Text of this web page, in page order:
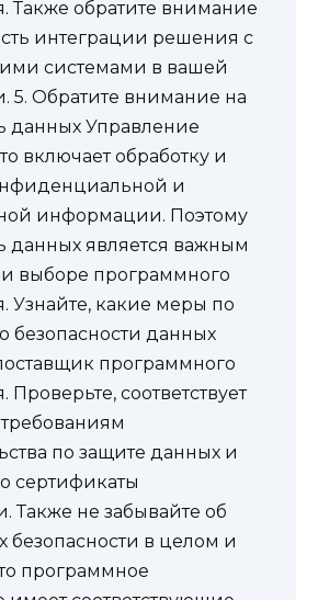
Также обратите внимание
интеграции решения с
системами в вашей
5. Обратите внимание на
данных Управление
включает обработку и
и
информации. Поэтому
данных является важным
выборе программного
Узнайте, какие меры по
безопасности данных
программного
Проверьте, соответствует
по защите данных и
сертификаты
Также не забывайте об
безопасности в целом и
программное